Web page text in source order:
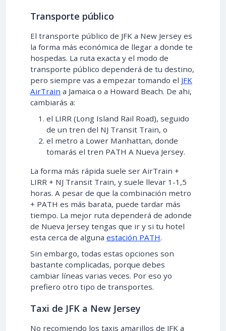
Transporte público
El transporte público de JFK a New Jersey es
la forma más económica de llegar a donde te
hospedas. La ruta exacta y el modo de
transporte público dependerá de tu destino,
pero siempre vas a empezar tomando el JFK
AirTrain a Jamaica o a Howard Beach. De ahi,
cambiarás a:
el LIRR (Long Island Rail Road), seguido
de un tren del NJ Transit Train, o
el metro a Lower Manhattan, donde
tomarás el tren PATH A Nueva Jersey.
La forma más rápida suele ser AirTrain +
LIRR + NJ Transit Train, y suele llevar 1-1,5
horas. A pesar de que la combinación metro
+ PATH es más barata, puede tardar más
tiempo. La mejor ruta dependerá de adonde
de Nueva Jersey tengas que ir y si tu hotel
esta cerca de alguna estación PATH.
Sin embargo, todas estas opciones son
bastante complicadas, porque debes
cambiar líneas varias veces. Por eso yo
prefiero otro tipo de transportes.
Taxi de JFK a New Jersey
No recomiendo los taxis amarillos de JFK a